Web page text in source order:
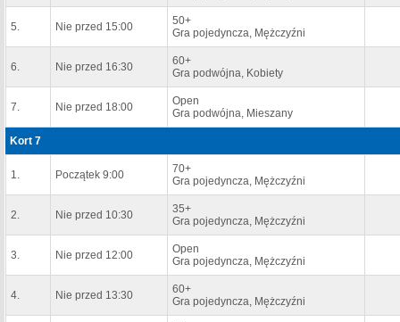
5. Nie przed 15:00
50+
Gra pojedyncza, Mężczyźni
6. Nie przed 16:30
60+
Gra podwójna, Kobiety
7. Nie przed 18:00
Open
Gra podwójna, Mieszany
Kort 7
1. Początek 9:00
70+
Gra pojedyncza, Mężczyźni
2. Nie przed 10:30
35+
Gra pojedyncza, Mężczyźni
3. Nie przed 12:00
Open
Gra pojedyncza, Mężczyźni
4. Nie przed 13:30
60+
Gra pojedyncza, Mężczyźni